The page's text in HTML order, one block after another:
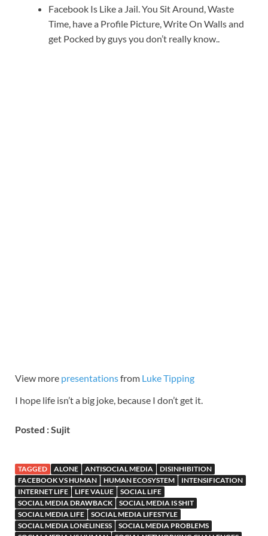
Facebook Is Like a Jail. You Sit Around, Waste
Time, have a Profile Picture, Write On Walls and
get Pocked by guys you don’t really know..
View more presentationsfrom Luke Tipping
I hope life isn’t a big joke, because I don’t get it.
Posted : Sujit
TAGGED ALONE ANTISOCIAL MEDIA
DISINHIBITION
FACEBOOK VS HUMAN
HUMAN ECOSYSTEM
INTENSIFICATION
INTERNET LIFE
LIFE VALUE
SOCIAL LIFE
SOCIAL MEDIA DRAWBACK
SOCIAL MEDIA IS SHIT
SOCIAL MEDIA LIFE
SOCIAL MEDIA LIFESTYLE
SOCIAL MEDIA LONELINESS
SOCIAL MEDIA PROBLEMS